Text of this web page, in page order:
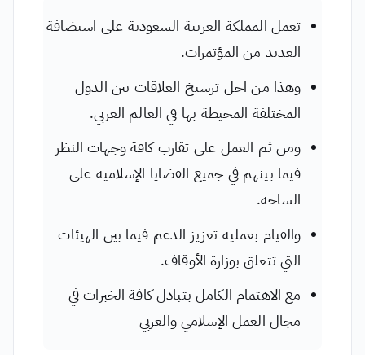
تعمل المملكة العربية السعودية على استضافة
العديد من المؤتمرات.
وهذا من اجل ترسيخ العلاقات بين الدول
المختلفة المحيطة بها في العالم العربي.
ومن ثم العمل على تقارب كافة وجهات النظر
فيما بينهم في جميع القضايا الإسلامية على
الساحة.
والقيام بعملية تعزيز الدعم فيما بين الهيئات
التي تتعلق بوزارة الأوقاف.
مع الاهتمام الكامل بتبادل كافة الخبرات في
مجال العمل الإسلامي والعربي